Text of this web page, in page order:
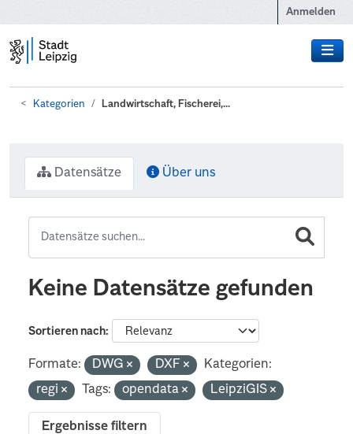
Anmelden
Kategorien Landwirtschaft, Fischerei,...
Datensätze Über uns
Keine Datensätze gefunden
Sortieren nach
Formate: DWG DXF
Kategorien:
regi
Tags: opendata LeipziGIS
Ergebnisse filtern